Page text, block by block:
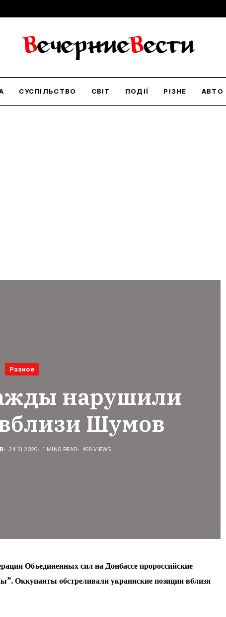
СУСПІЛЬСТВО СВІТ ПОДІЇ РІЗНЕ АВТО
Разное
нарушили
Шумов
24.10.2020 1 MINS READ 468 VIEWS
Объединенных сил на Донбассе пророссийские
Оккупанты обстреливали украинские позиции вблизи